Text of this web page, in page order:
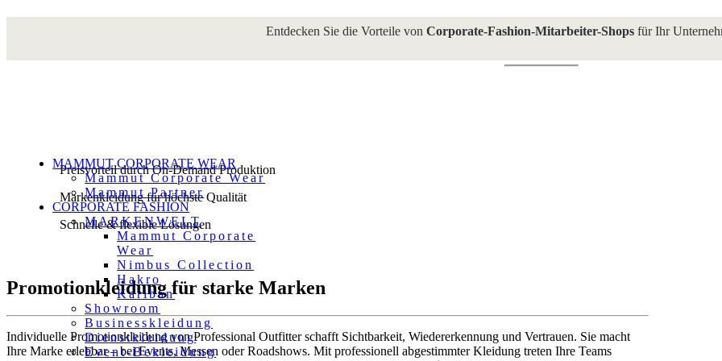
Entdecken Sie die Vorteile von Corporate-Fashion-Mitarbeiter-Shopsfür Ihr
MAMMUT CORPORATE WEAR
Mammut Corporate Wear
Mammut Partner
CORPORATE FASHION
MARKENWELT
Mammut Corporate
Wear
Nimbus Collection
Hakro
Kariban
Showroom
Businesskleidung
Dienstkleidung
Event-Bekleidung
PROMOTION­KLEIDUNG
Preisvorteil durch On-Demand Produktion
Markenkleidung für höchste Qualität
Schnelle & flexible Lösungen
Promotionkleidung für starke Marken
Individuelle Promotionkleidung von Professional Outfitter schafft Sichtbarkeit, Wiedererkennung und Vertrauen. Sie macht
Ihre Marke erlebbar – bei Events, Messen oder Roadshows. Mit professionell abgestimmter Kleidung treten Ihre Teams